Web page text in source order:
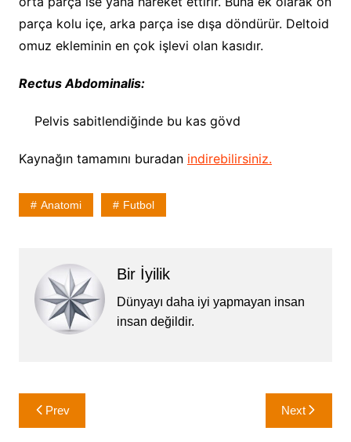
parça kolu içe, arka parça ise dışa döndürür. Deltoid
omuz ekleminin en çok işlevi olan kasıdır.
Rectus Abdominalis:
Pelvis sabitlendiğinde bu kas gövd
Kaynağın tamamını buradan indirebilirsiniz.
Anatomi Futbol
Bir İyilik
Dünyayı daha iyi yapmayan insan
insan değildir.
Yazı
gezinmesi
Prev Next